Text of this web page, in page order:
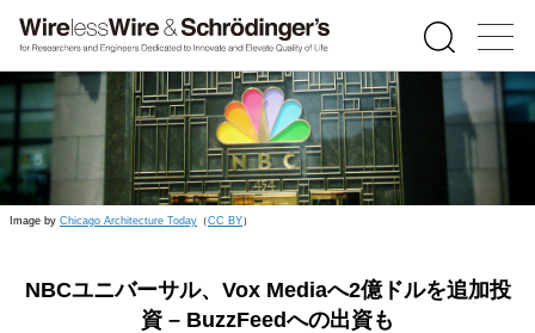
Image by Chicago Architecture Today （CC BY）
NBCユニバーサル、Vox Mediaへ2億ドルを追加投
資 – BuzzFeedへの出資も